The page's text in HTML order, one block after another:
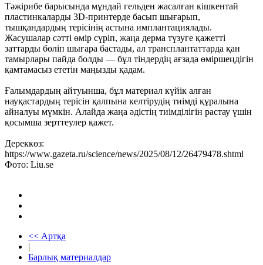
Тәжірибе барысында мұндай гельден жасалған кішкентай
пластинкаларды 3D-принтерде басып шығарып,
тышқандардың терісінің астына имплантациялады.
Жасушалар сәтті өмір сүріп, жаңа дерма түзуге қажетті
заттарды бөліп шығара бастады, ал трансплантаттарда қан
тамырлары пайда болды — бұл тіндердің ағзада өміршеңдігін
қамтамасыз ететін маңызды қадам.
Ғалымдардың айтуынша, бұл материал күйік алған
науқастардың терісін қалпына келтірудің тиімді құралына
айналуы мүмкін. Алайда жаңа әдістің тиімділігін растау үшін
қосымша зерттеулер қажет.
Дереккөз:
https://www.gazeta.ru/science/news/2025/08/12/26479478.shtml
Фото: Liu.se
<< Артқа
|
Барлық материалдар